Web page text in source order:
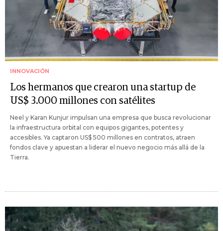
INNOVACIÓN
Los hermanos que crearon una startup de
US$ 3.000 millones con satélites
Neel y Karan Kunjur impulsan una empresa que busca revolucionar
la infraestructura orbital con equipos gigantes, potentes y
accesibles. Ya captaron US$ 500 millones en contratos, atraen
fondos clave y apuestan a liderar el nuevo negocio más allá de la
Tierra.